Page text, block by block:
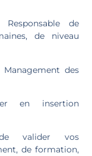
de
de niveau
des
en insertion
valider vos
de formation,